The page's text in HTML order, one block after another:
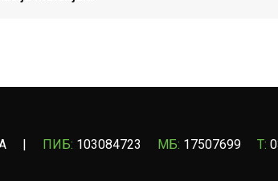
| ПИБ: 103084723 МБ: 17507699 T: